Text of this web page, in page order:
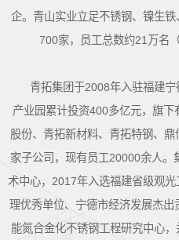
企。青山实业立足不锈钢、镍生
700家，员工总数约21万名
青拓集团于2008年入驻福建宁
产业园累计投资400多亿元，旗
股份、青拓新材料、青拓特钢、
家子公司，现有员工20000余人
术中心，2017年入选福建省级观
理优秀单位、宁德市经济发展杰
能氮合金化不锈钢工程研究中心